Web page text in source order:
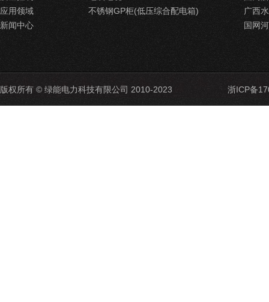
应用领域
新闻中心
不锈钢GP柜(低压综合配电箱)
广西
国网
版权所有 © 绿能电力科技有限公司 2010-2023 浙ICP备